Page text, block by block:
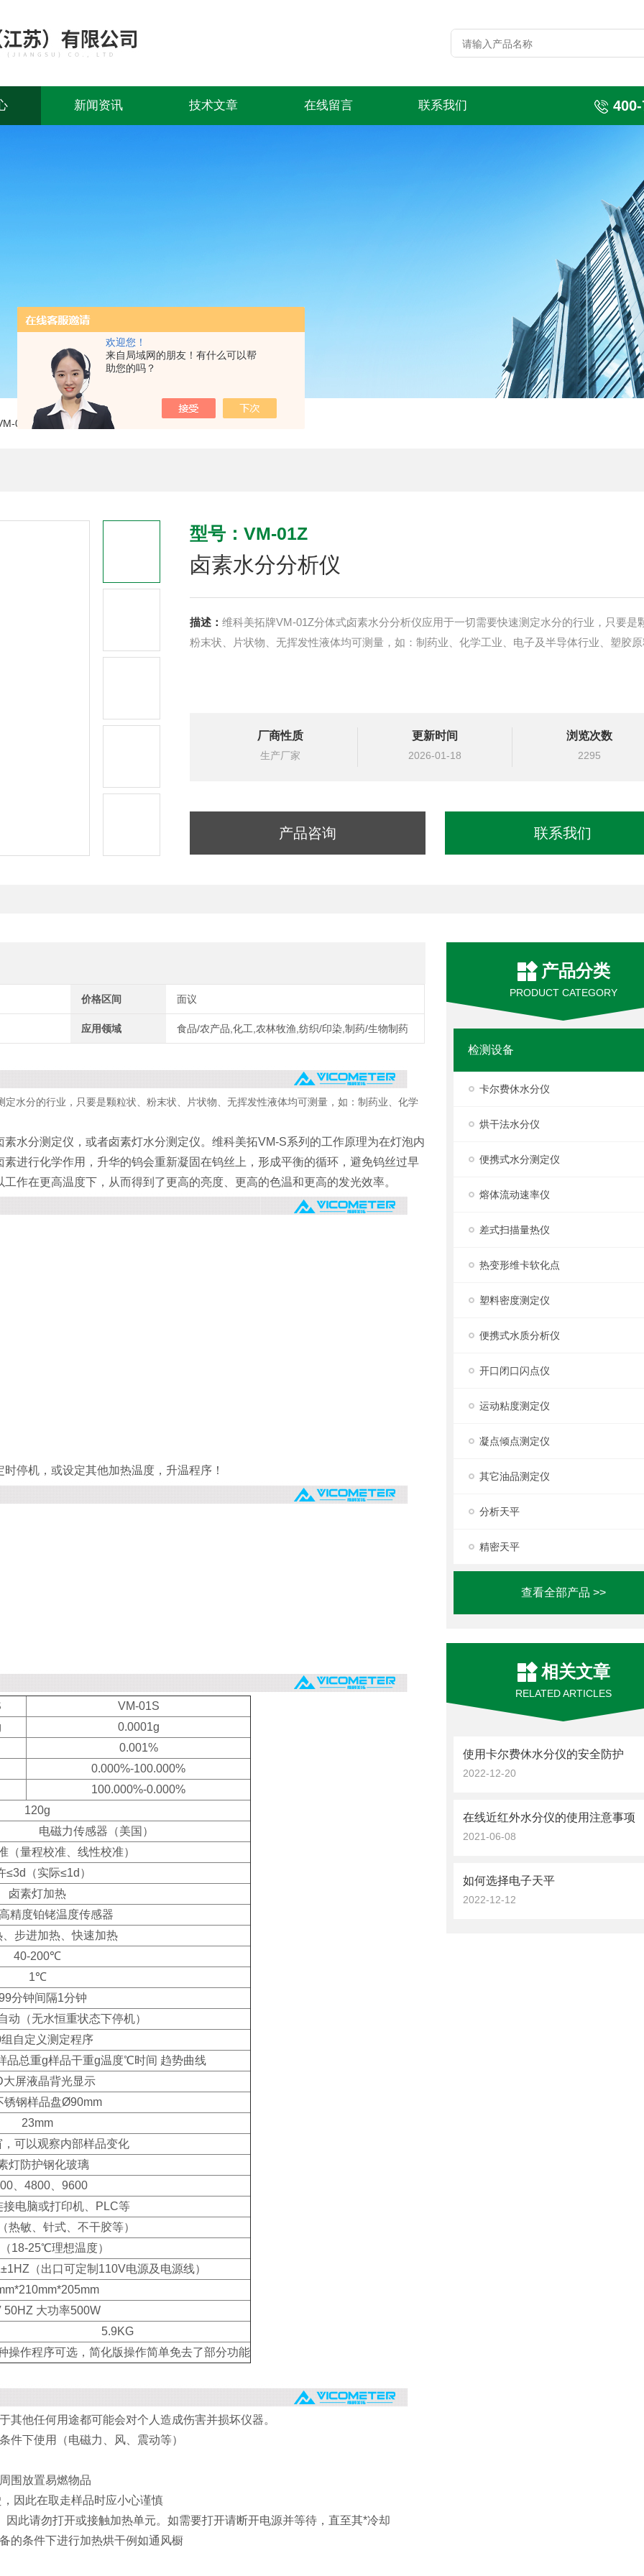
欢迎您！
来自局域网的朋友！有什么可以帮
助您的吗？
新闻资讯 技术文章 在线留言 联系我们
01Z卤素水分分析仪
型号：VM-01Z
卤素水分分析仪
描述： 维科美拓牌VM-01Z分体式卤素水分分析仪应用于一切需要快速测定水分的行业，只要是
粉末状、片状物、无挥发性液体均可测量，如：制药业、化学工业、电子及半导体行业、塑胶
厂商性质
生产厂家
更新时间
2026-01-18
浏览次数
2295
产品咨询 联系我们
产品分类
PRODUCT CATEGORY
检测设备
卡尔费休水分仪
烘干法水分仪
便携式水分测定仪
熔体流动速率仪
差式扫描量热仪
热变形维卡软化点
塑料密度测定仪
便携式水质分析仪
开口闭口闪点仪
运动粘度测定仪
凝点倾点测定仪
其它油品测定仪
分析天平
精密天平
查看全部产品 >>
相关文章
RELATED ARTICLES
使用卡尔费休水分仪的安全防护
2022-12-20
在线近红外水分仪的使用注意事项
2021-06-08
如何选择电子天平
2022-12-12
价格区间 面议
应用领域 食品/农产品,化工,农林牧渔,纺织/印染,制药/生物制药
定水分的行业，只要是颗粒状、粉末状、片状物、无挥发性液体均可测量，如：制药业、化学
水分测定仪，或者卤素灯水分测定仪。维科美拓VM-S系列的工作原理为在灯泡内
进行化学作用，升华的钨会重新凝固在钨丝上，形成平衡的循环，避免钨丝过早
作在更高温度下，从而得到了更高的亮度、更高的色温和更高的发光效率。
停机，或设定其他加热温度，升温程序！
VM-01S
0.0001g
0.001%
0.000%-100.000%
100.000%-0.000%
120g
电磁力传感器（美国）
（量程校准、线性校准）
≤3d（实际≤1d）
卤素灯加热
精度铂铑温度传感器
、步进加热、快速加热
40-200℃
1℃
分钟间隔1分钟
动（无水恒重状态下停机）
自定义测定程序
品总重g样品干重g温度℃时间 趋势曲线
大屏液晶背光显示
锈钢样品盘Ø90mm
23mm
可以观察内部样品变化
灯防护钢化玻璃
、4800、9600
接电脑或打印机、PLC等
热敏、针式、不干胶等）
18-25℃理想温度）
（出口可定制110V电源及电源线）
50HZ 大功率500W
5.9KG
操作程序可选，简化版操作简单免去了部分功能
他任何用途都可能会对个人造成伤害并损坏仪器。
件下使用（电磁力、风、震动等）
围放置易燃物品
因此在取走样品时应小心谨慎
此请勿打开或接触加热单元。如需要打开请断开电源并等待，直至其*冷却
的条件下进行加热烘干例如通风橱